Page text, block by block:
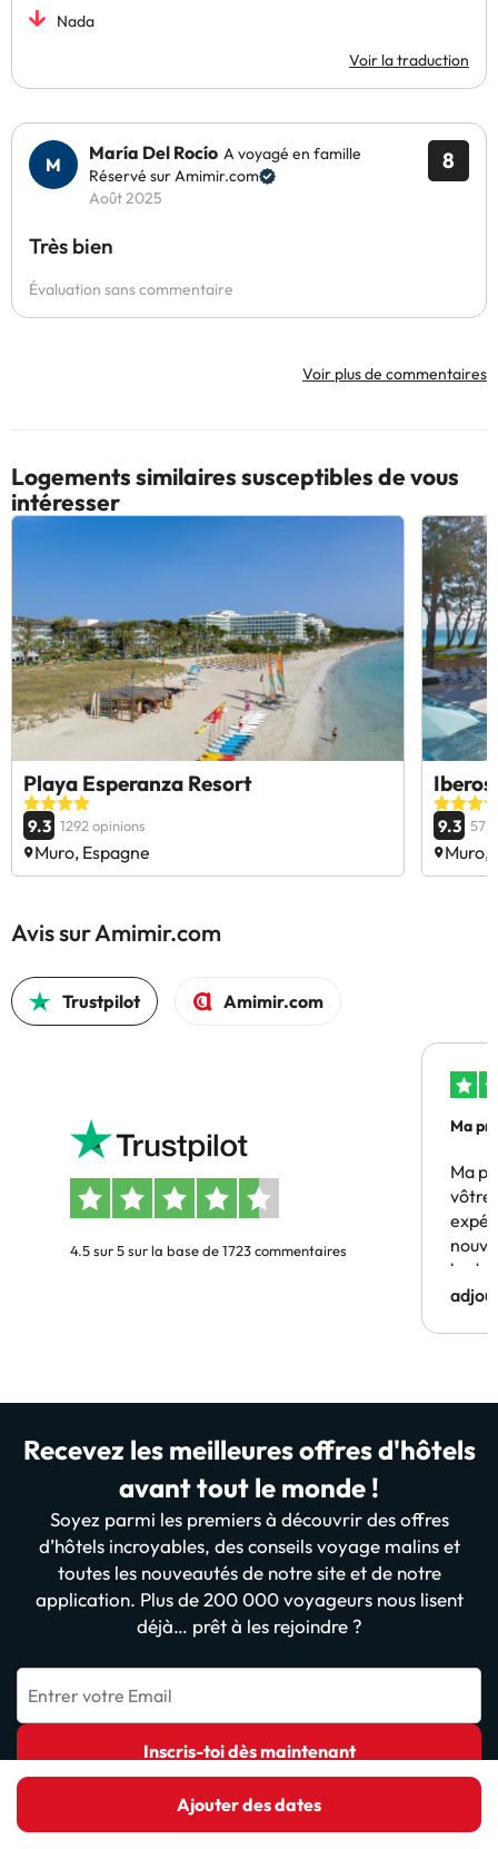
Ajouter des dates
Nada
Voir la traduction
8
María Del Rocío A voyagé en famille
Réservé sur Amimir.com
Août 2025
Très bien
Évaluation sans commentaire
Voir plus de commentaires
Logements similaires susceptibles de vous
intéresser
Playa Esperanza Resort
9.3 1292 opinions
Muro, Espagne
9.3 575
Muro,
Avis sur Amimir.com
Trustpilot Amimir.com
4.5 sur 5 sur la base de 1723 commentaires
Ma
Ma
vôtre
Recevez les meilleures offres d'hôtels
avant tout le monde !
Soyez parmi les premiers à découvrir des offres
d’hôtels incroyables, des conseils voyage malins et
toutes les nouveautés de notre site et de notre
application. Plus de 200 000 voyageurs nous lisent
déjà… prêt à les rejoindre ?
Entrer votre Email
Inscris-toi dès maintenant
En vous inscrivant, vous confirmez que vous avez lu et accepté la
politique de confidentialité